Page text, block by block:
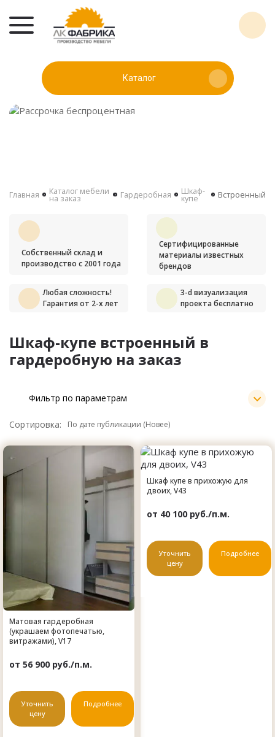
Каталог
Главная Каталог мебели
на заказ Гардеробная Шкаф-
купе Встроенный
Собственный склад и
производство с 2001 года
Сертифицированные
материалы известных
брендов
Любая сложность!
Гарантия от 2-х лет
3-d визуализация
проекта бесплатно
Шкаф-купе встроенный в
гардеробную на заказ
Фильтр по параметрам
Сортировка:
Матовая гардеробная
(украшаем фотопечатью,
витражами), V17
от 56 900 руб./п.м.
Уточнить
цену
Подробнее
Шкаф купе в прихожую для
двоих, V43
от 40 100 руб./п.м.
Уточнить
цену
Подробнее